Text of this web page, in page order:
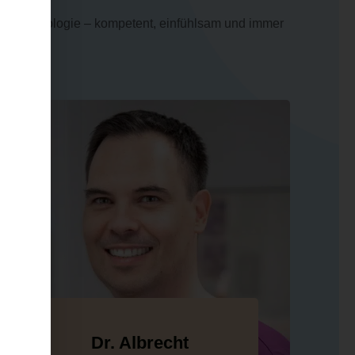
– kompetent, einfühlsam und immer
Dr. Albrecht